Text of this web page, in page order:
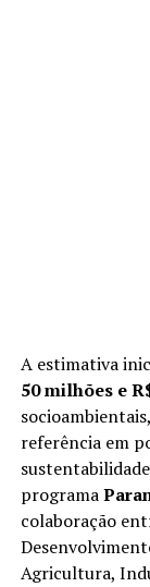
A estimativa
50 milhões e
referência em
programa
colaboração
Agricultura,